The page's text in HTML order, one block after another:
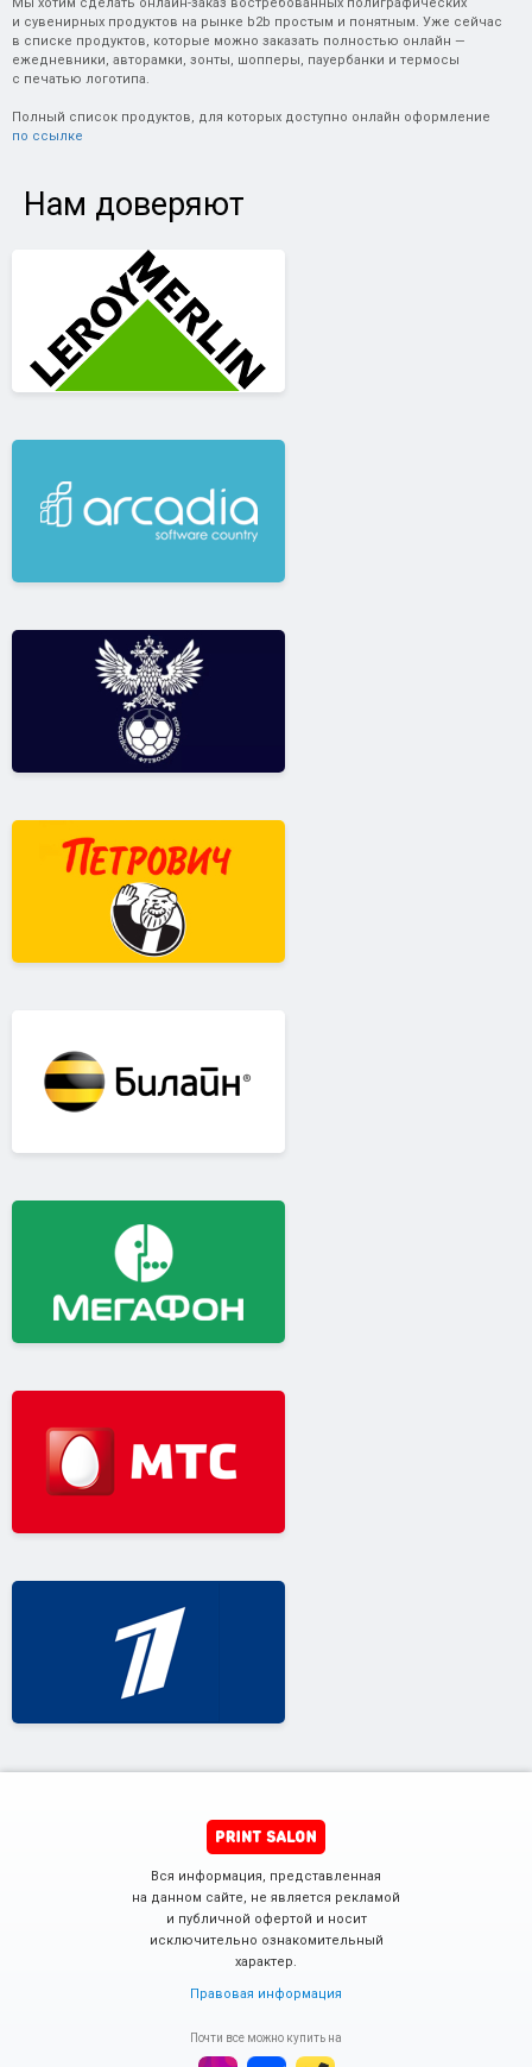
Мы хотим сделать онлайн-заказ востребованных полиграфических
и сувенирных продуктов на рынке b2b простым и понятным. Уже сейчас
в списке продуктов, которые можно заказать полностью онлайн —
ежедневники, авторамки, зонты, шопперы, пауербанки и термосы
с печатью логотипа.
Полный список продуктов, для которых доступно онлайн оформление
по ссылке
Нам доверяют
Вся информация, представленная
на данном сайте, не является рекламой
и публичной офертой и носит
исключительно ознакомительный
характер.
Правовая информация
Почти все можно купить на